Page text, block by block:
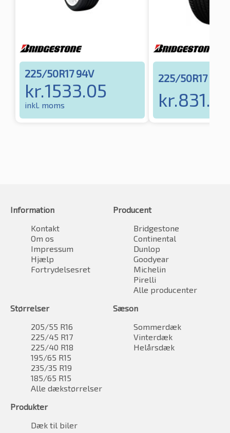
225/50R17 94V
kr.1533.05
inkl. moms
225/50R17 98Y
kr.
Information
Kontakt
Om os
Impressum
Hjælp
Fortrydelsesret
Producent
Bridgestone
Continental
Dunlop
Goodyear
Michelin
Pirelli
Alle producenter
Størrelser
205/55 R16
225/45 R17
225/40 R18
195/65 R15
235/35 R19
185/65 R15
Alle dækstørrelser
Sæson
Sommerdæk
Vinterdæk
Helårsdæk
Produkter
Dæk til biler